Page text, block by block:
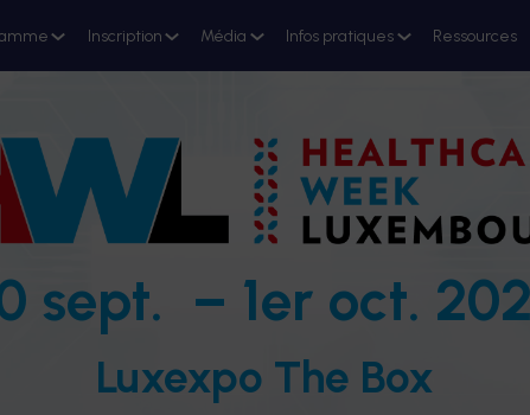
Inscription Média Infos pratiques Ressources
sept. – 1er oct.
Luxexpo The Box